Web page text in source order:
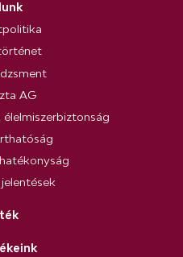
AG
jelentések